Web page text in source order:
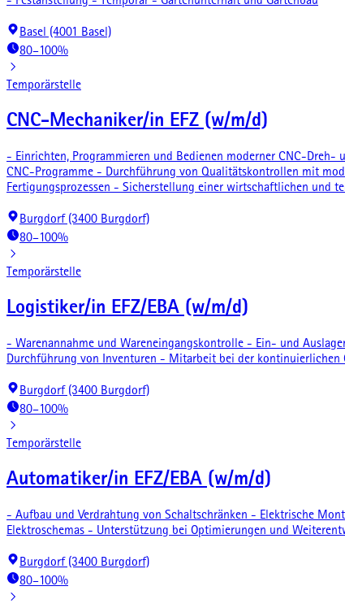
Basel (4001 Basel)
80–100%
Temporärstelle
CNC-Mechaniker/in EFZ (w/m/d)
- Einrichten, Programmieren und Bedienen moderner CNC-Dreh-
CNC-Programme - Durchführung von Qualitätskontrollen mit
Fertigungsprozessen - Sicherstellung einer wirtschaftlichen und
Burgdorf (3400 Burgdorf)
80–100%
Temporärstelle
Logistiker/in EFZ/EBA (w/m/d)
- Warenannahme und Wareneingangskontrolle - Ein- und
Durchführung von Inventuren - Mitarbeit bei der kontinuierlichen
Burgdorf (3400 Burgdorf)
80–100%
Temporärstelle
Automatiker/in EFZ/EBA (w/m/d)
- Aufbau und Verdrahtung von Schaltschränken - Elektrische
Elektroschemas - Unterstützung bei Optimierungen und
Burgdorf (3400 Burgdorf)
80–100%